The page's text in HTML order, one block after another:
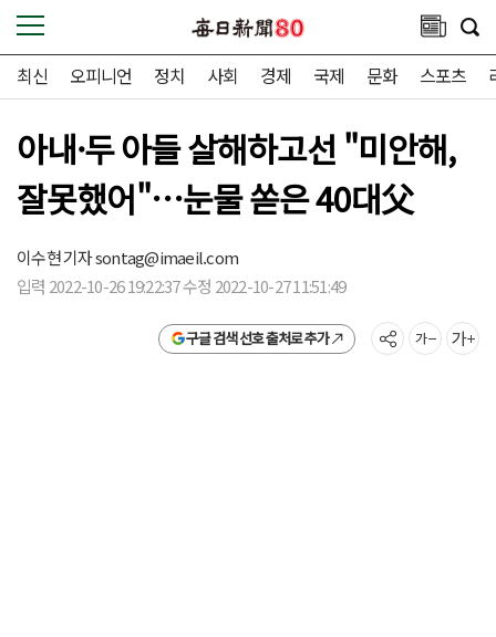
최신 오피니언 정치 사회 경제 국제 문화 스포츠
아내·두 아들 살해하고선 "미안해,
잘못했어"…눈물 쏟은 40대父
이수현 기자sontag@imaeil.com
입력 2022-10-26 19:22:37 수정 2022-10-27 11:51:49
구글 검색 선호 출처로 추가